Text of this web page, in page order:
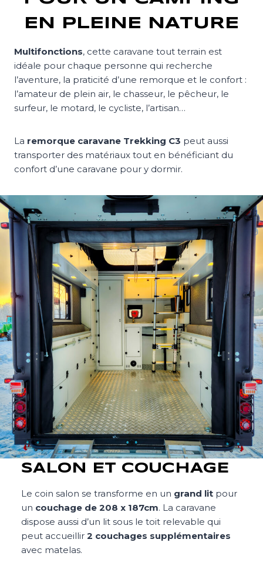
EN PLEINE NATURE
Multifonctions, cette caravane tout terrain est
idéale pour chaque personne qui recherche
l’aventure, la praticité d’une remorque et le confort :
l’amateur de plein air, le chasseur, le pêcheur, le
surfeur, le motard, le cycliste, l’artisan…
La remorque caravane Trekking C3 peut aussi
transporter des matériaux tout en bénéficiant du
confort d’une caravane pour y dormir.
SALON ET COUCHAGE
Le coin salon se transforme en un grand litpour
un couchage de 208 x 187cm. La caravane
dispose aussi d’un lit sous le toit relevable qui
peut accueillir 2 couchages supplémentaires
avec matelas.